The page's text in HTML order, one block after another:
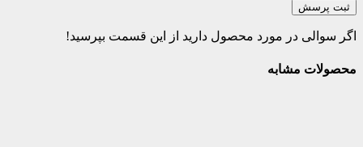
ثبت پرسش
اگر سوالی در مورد محصول دارید از این قسمت بپرسید!
محصولات مشابه